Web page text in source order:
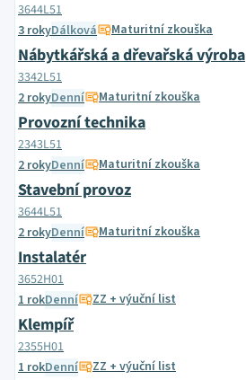
3644L51
3 rokyDálková Maturitní zkouška
Nábytkářská a dřevařská výroba
3342L51
2 rokyDenní Maturitní zkouška
Provozní technika
2343L51
2 rokyDenní Maturitní zkouška
Stavební provoz
3644L51
2 rokyDenní Maturitní zkouška
Instalatér
3652H01
1 rokDenní ZZ + výuční list
Klempíř
2355H01
1 rokDenní ZZ + výuční list